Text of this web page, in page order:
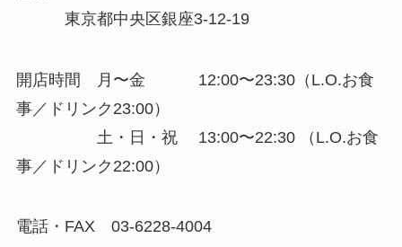
東京都中央区銀座3-12-19
開店時間
月〜金 12:00〜23:30（L.O.お食
事／ドリンク23:00）
土・日・祝 13:00〜22:30
（L.O.お食
事／ドリンク22:00）
電話・FAX 03-6228-4004